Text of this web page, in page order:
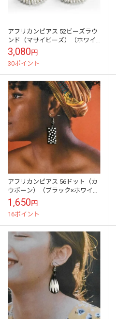
アフリカンピアス 52ビーズラウ
ンド（マサイビーズ）（ホワイ
ト）現地職人の手しごと
3,080円
30ポイント
アフリカンピアス 56ドット（カ
ウボーン）（ブラック×ホワイ
ト）現地職人の手しごと
1,650円
16ポイント